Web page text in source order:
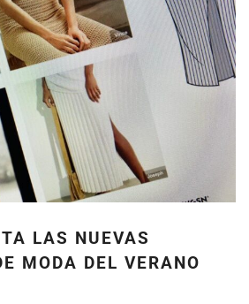
LAS NUEVAS
MODA DEL VERANO